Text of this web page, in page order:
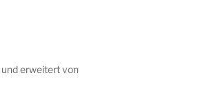
und erweitert von